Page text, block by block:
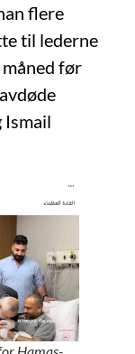
flere
til lederne
før
Ismail
Hamas-